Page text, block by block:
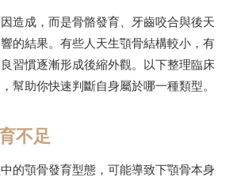
造成，而是骨骼發育、牙齒咬合與後天
的結果。有些人天生顎骨結構較小，有
習慣逐漸形成後縮外觀。以下整理臨床
幫助你快速判斷自身屬於哪一種類型。
不足
的顎骨發育型態，可能導致下顎骨本身